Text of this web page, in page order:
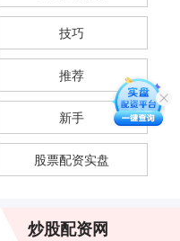
技巧
推荐
新手
股票配资实盘
炒股配资网